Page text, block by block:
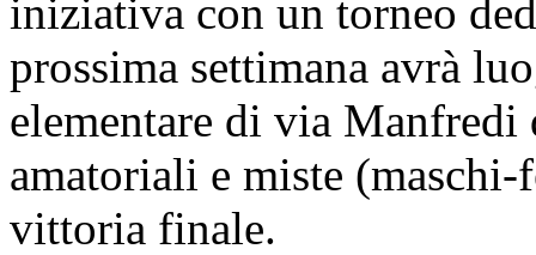
iniziativa con un torneo
prossima settimana avrà
elementare di via
amatoriali e miste
vittoria finale.